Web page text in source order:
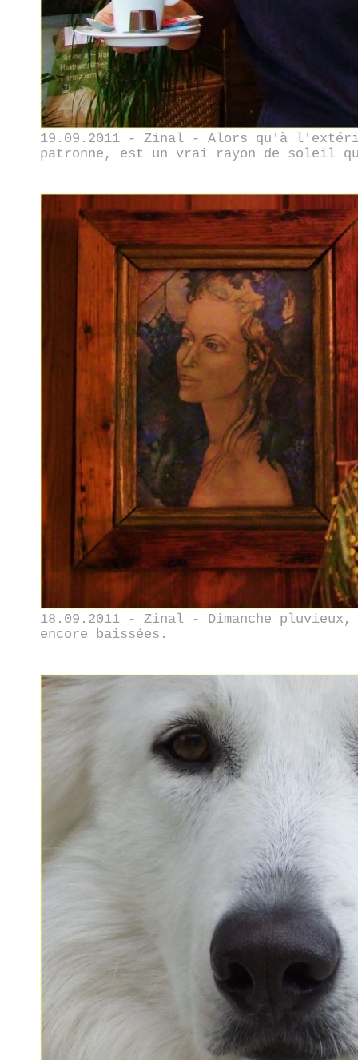
19.09.2011 - Zinal - Alors qu'à
patronne, est un vrai rayon de soleil
18.09.2011 - Zinal - Dimanche
encore baissées.